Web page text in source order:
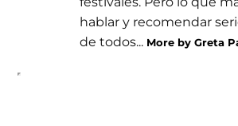
hablar y recomendar
de todos... More by Greta